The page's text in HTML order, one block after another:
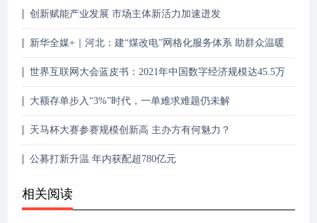
创新赋能产业发展 市场主体新活力加速迸发
新华全媒+｜河北：建“煤改电”网格化服务体系 助群众温暖
世界互联网大会蓝皮书：2021年中国数字经济规模达45.5万
大额存单步入“3%”时代，一单难求难题仍未解
天马杯大赛参赛规模创新高 主办方有何魅力？
公募打新升温 年内获配超780亿元
相关阅读